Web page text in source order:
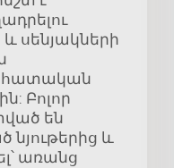
սենյակների
Բոլոր
են
և
առանց